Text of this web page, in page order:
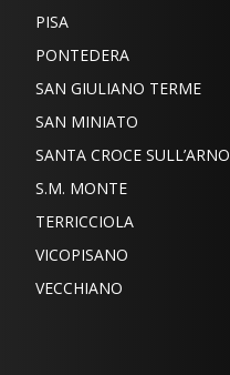
PISA
PONTEDERA
SAN GIULIANO TERME
SAN MINIATO
SANTA CROCE SULL’ARNO
S.M. MONTE
TERRICCIOLA
VICOPISANO
VECCHIANO